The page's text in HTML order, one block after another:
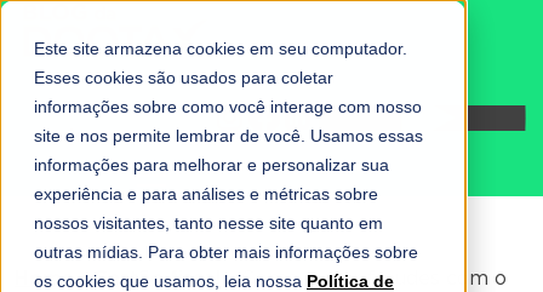
Este site armazena cookies em seu computador.
Esses cookies são usados para coletar
informações sobre como você interage com nosso
site e nos permite lembrar de você. Usamos essas
informações para melhorar e personalizar sua
experiência e para análises e métricas sobre
nossos visitantes, tanto nesse site quanto em
outras mídias. Para obter mais informações sobre
os cookies que usamos, leia nossa Política de
Fale conosco
Home-Gestão fiscal -Como evitar fraudes com o